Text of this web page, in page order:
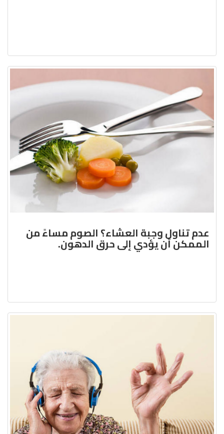
عدم تناول وجبة العشاء؟ الصوم مساءً من
الممكن أن يؤدي إلى حرق الدهون.